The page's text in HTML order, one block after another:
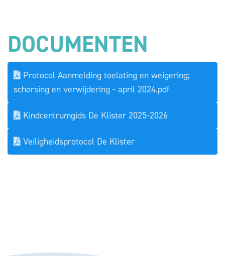
DOCUMENTEN
Protocol Aanmelding toelating en weigering;
schorsing en verwijdering - april 2024.pdf
Kindcentrumgids De Klister 2025-2026
Veiligheidsprotocol De Klister